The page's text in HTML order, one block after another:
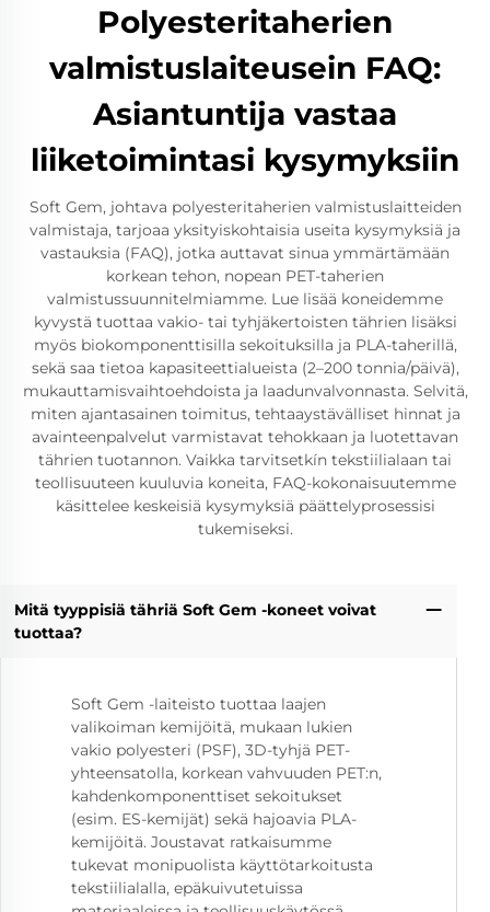
Polyesteritaherien
valmistuslaiteusein FAQ:
Asiantuntija vastaa
liiketoimintasi kysymyksiin
Soft Gem, johtava polyesteritaherien valmistuslaitteiden
valmistaja, tarjoaa yksityiskohtaisia useita kysymyksiä ja
vastauksia (FAQ), jotka auttavat sinua ymmärtämään
korkean tehon, nopean PET-taherien
valmistussuunnitelmiamme. Lue lisää koneidemme
kyvystä tuottaa vakio- tai tyhjäkertoisten tährien lisäksi
myös biokomponenttisilla sekoituksilla ja PLA-taherillä,
sekä saa tietoa kapasiteettialueista (2–200 tonnia/päivä),
mukauttamisvaihtoehdoista ja laadunvalvonnasta. Selvitä,
miten ajantasainen toimitus, tehtaaystävälliset hinnat ja
avainteenpalvelut varmistavat tehokkaan ja luotettavan
tährien tuotannon. Vaikka tarvitsetkín tekstiilialaan tai
teollisuuteen kuuluvia koneita, FAQ-kokonaisuutemme
käsittelee keskeisiä kysymyksiä päättelyprosessisi
tukemiseksi.
Mitä tyyppisiä tähriä Soft Gem -koneet voivat
tuottaa?
Soft Gem -laiteisto tuottaa laajen
valikoiman kemijöitä, mukaan lukien
vakio polyesteri (PSF), 3D-tyhjä PET-
yhteensatolla, korkean vahvuuden PET:n,
kahdenkomponenttiset sekoitukset
(esim. ES-kemijät) sekä hajoavia PLA-
kemijöitä. Joustavat ratkaisumme
tukevat monipuolista käyttötarkoitusta
tekstiilialalla, epäkuivutetuissa